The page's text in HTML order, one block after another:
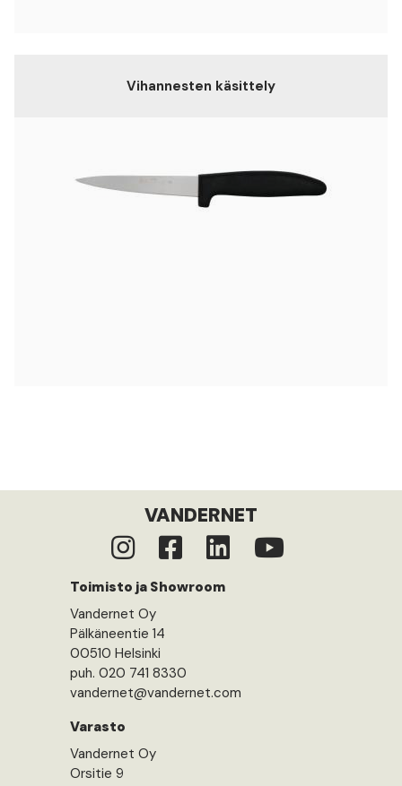
Vihannesten käsittely
VANDERNET
Toimisto ja Showroom
Vandernet Oy
Pälkäneentie 14
00510 Helsinki
puh. 020 741 8330
vandernet@vandernet.com
Varasto
Vandernet Oy
Orsitie 9